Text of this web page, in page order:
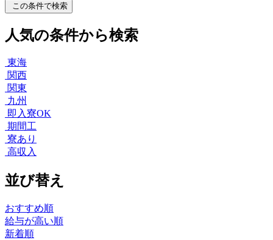
この条件で検索
人気の条件から検索
東海
関西
関東
九州
即入寮OK
期間工
寮あり
高収入
並び替え
おすすめ順
給与が高い順
新着順